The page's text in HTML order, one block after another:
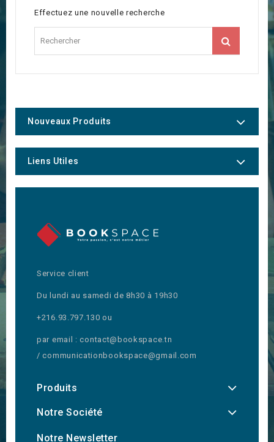
Effectuez une nouvelle recherche
Nouveaux Produits
Liens Utiles
Service client
Du lundi au samedi de 8h30 à 19h30
+216.93.797.130 ou
par email : contact@bookspace.tn
/ communicationbookspace@gmail.com
Produits
Notre Société
Notre Newsletter